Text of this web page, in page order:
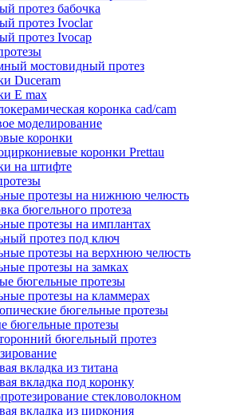
протез бабочка
протез Ivoclar
протез Ivocap
мостовидный протез
Duceram
E max
коронка cad/cam
моделирование
коронки
коронки Prettau
на штифте
протезы на нижнюю челюсть
бюгельного протеза
протезы на имплантах
протез под ключ
протезы на верхнюю челюсть
протезы на замках
бюгельные протезы
протезы на кламмерах
бюгельные протезы
бюгельные протезы
бюгельный протез
вкладка из титана
вкладка под коронку
стекловолокном
вкладка из циркония